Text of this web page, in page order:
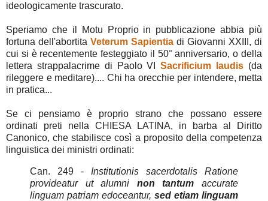
ideologicamente trascurato.
Speriamo che il Motu Proprio in pubblicazione abbia più
fortuna dell'abortita Veterum Sapientia di Giovanni XXIII, di
cui si è recentemente festeggiato il 50° anniversario, o della
lettera strappalacrime di Paolo VISacrificium laudis (da
rileggere e meditare).... Chi ha orecchie per intendere, metta
in pratica...
Se ci pensiamo è proprio strano che possano essere
ordinati preti nella CHIESA LATINA, in barba al Diritto
Canonico, che stabilisce così a proposito della competenza
linguistica dei ministri ordinati:
Can. 249 - Institutionis sacerdotalis Ratione
provideatur ut alumni non tantum accurate
linguam patriam edoceantur, sed etiam linguam